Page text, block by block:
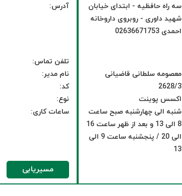
سه راه حافظیه - ابتدای خیابان
شهید داوری - روبروی داروخانه
احمدی 02636671753
معصومه سلطانی قاضیانی
2628/3
اکسس پوینت
شنبه الی چهارشنبه صبح ساعت
8 الی 13 و بعد از ظهر ساعت 16
الی 20 / پنجشنبه ساعت 9 الی
13
آدرس:
تلفن تماس:
نام مدیر:
کد:
نوع:
ساعات کاری:
مسیریابی